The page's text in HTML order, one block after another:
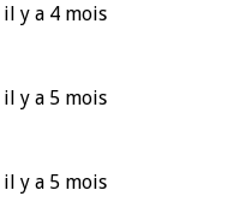
il y a 4 mois
il y a 5 mois
il y a 5 mois